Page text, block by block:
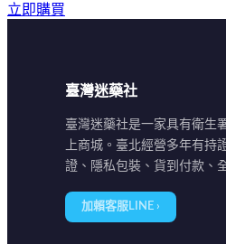
立即購買
臺灣迷藥社
臺灣迷藥社是一家具有衛生
上商城。臺北經營多年有
證、隱私包裝、貨到付款、
加賴客服LINE ›